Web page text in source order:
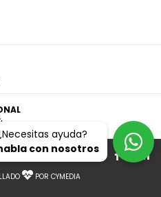
TERMINOS Y CONDICIONES|
POR CYMEDIA
ayuda?
con nosotros